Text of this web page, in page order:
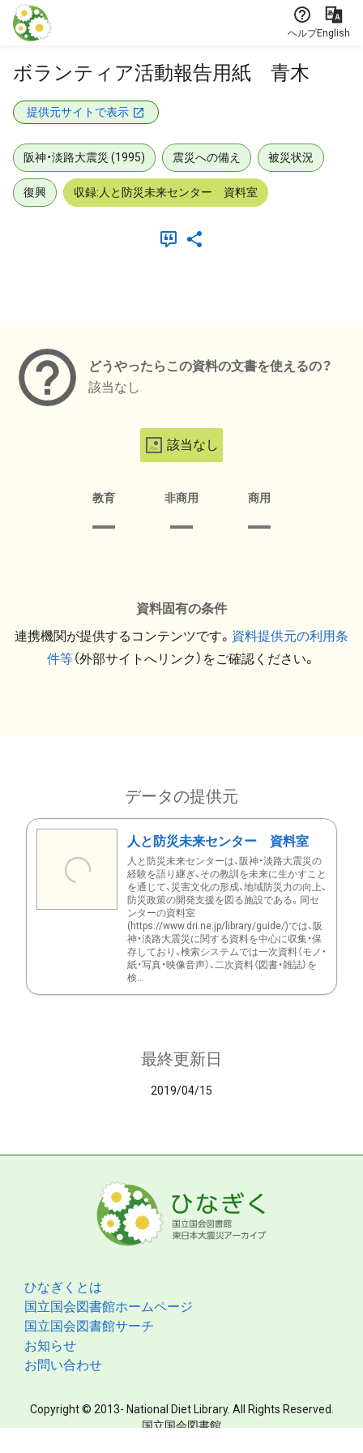
本文に飛ぶ
ヘルプEnglish
ボランティア活動報告用紙 青木
提供元サイトで表示
阪神・淡路大震災 (1995) 震災への備え 被災状況
復興 収録:人と防災未来センター 資料室
どうやったらこの資料の文書を使えるの？
該当なし
該当なし
教育 非商用 商用
資料固有の条件
連携機関が提供するコンテンツです。 資料提供元の利用条
件等（外部サイトへリンク）をご確認ください。
データの提供元
人と防災未来センター 資料室
人と防災未来センターは、阪神・淡路大震災の
経験を語り継ぎ、その教訓を未来に生かすこと
を通じて、災害文化の形成、地域防災力の向上、
防災政策の開発支援を図る施設である。同セ
ンターの資料室
(https://www.dri.ne.jp/library/guide/)では、阪
神・淡路大震災に関する資料を中心に収集・保
存しており、検索システムでは一次資料（モノ・
紙・写真・映像音声）、二次資料（図書・雑誌）を
検...
最終更新日
2019/04/15
ひなぎくとは
国立国会図書館ホームページ
国立国会図書館サーチ
お知らせ
お問い合わせ
Copyright © 2013- National Diet Library. All Rights Reserved.